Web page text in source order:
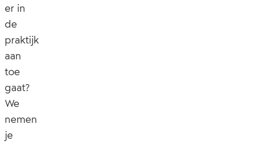
er in
de
praktijk
aan
toe
gaat?
We
nemen
je